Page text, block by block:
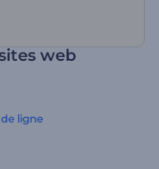
web
ligne